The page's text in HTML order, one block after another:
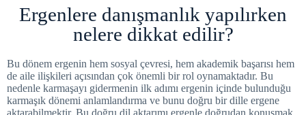
Ergenlere danışmanlık yapılırken
nelere dikkat edilir?
Bu dönem ergenin hem sosyal çevresi, hem akademik başarısı hem
de aile ilişkileri açısından çok önemli bir rol oynamaktadır. Bu
nedenle karmaşayı gidermenin ilk adımı ergenin içinde bulunduğu
karmaşık dönemi anlamlandırma ve bunu doğru bir dille ergene
aktarabilmektir. Bu doğru dil aktarımı ergenle doğrudan konuşmak